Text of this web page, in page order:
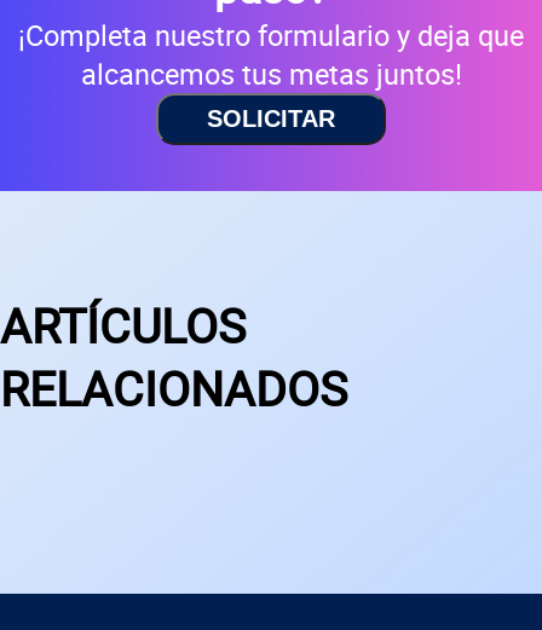
¡Completa nuestro formulario y deja que
alcancemos tus metas juntos!
SOLICITAR
ARTÍCULOS
RELACIONADOS